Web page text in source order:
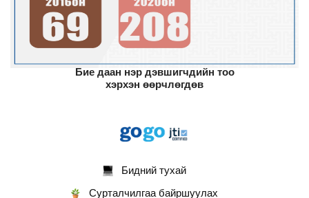
Бие даан нэр дэвшигчдийн тоо
хэрхэн өөрчлөгдөв
Бидний тухай
Сурталчилгаа байршуулах